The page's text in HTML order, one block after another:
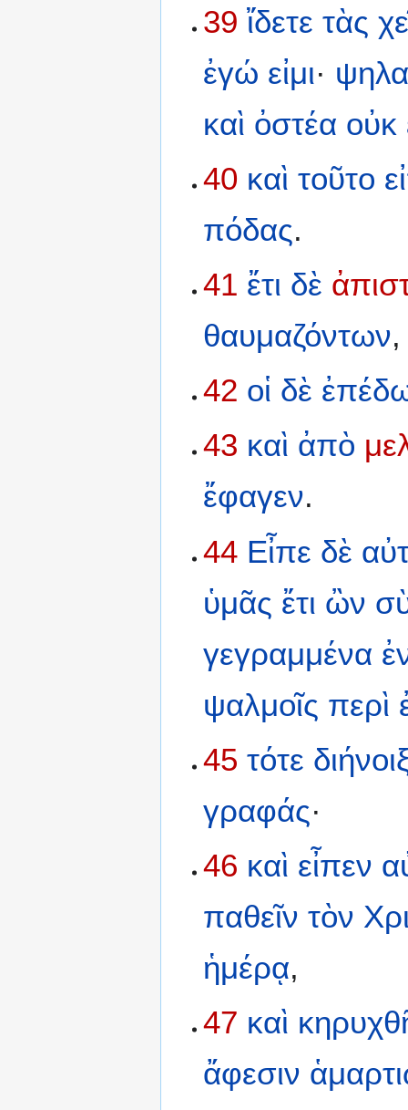
39 ἴδετε τὰς
ἐγώ εἰμι·
καὶ ὀστέα οὐκ
40 καὶ τοῦτο
πόδας.
41 ἔτι δὲ
θαυμαζόντων
42 οἱ δὲ
43 καὶ ἀπὸ
ἔφαγεν.
44 Εἶπε δὲ
ὑμᾶς ἔτι ὢν
γεγραμμένα
ψαλμοῖς περὶ
45 τότε
γραφάς·
46 καὶ εἶπεν
παθεῖν τὸν
ἡμέρᾳ,
47 καὶ
ἄφεσιν